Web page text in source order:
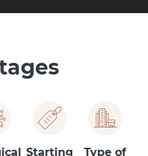
Type of
Starting